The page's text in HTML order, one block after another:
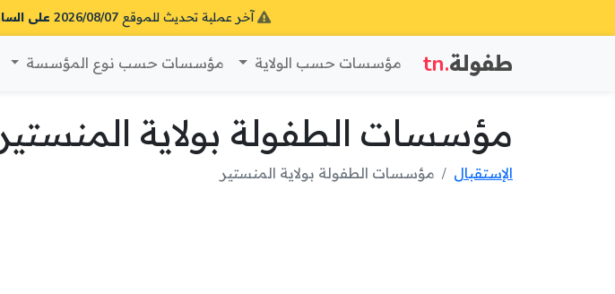
آخر عملية تحديث للموقع 2026/08/07 على الساعة 16:31
طفولة.tn مؤسسات حسب الولاية مؤسسات حسب نوع المؤسسة
مؤسسات الطفولة بولاية المنستير
الإستقبال مؤسسات الطفولة بولاية المنستير